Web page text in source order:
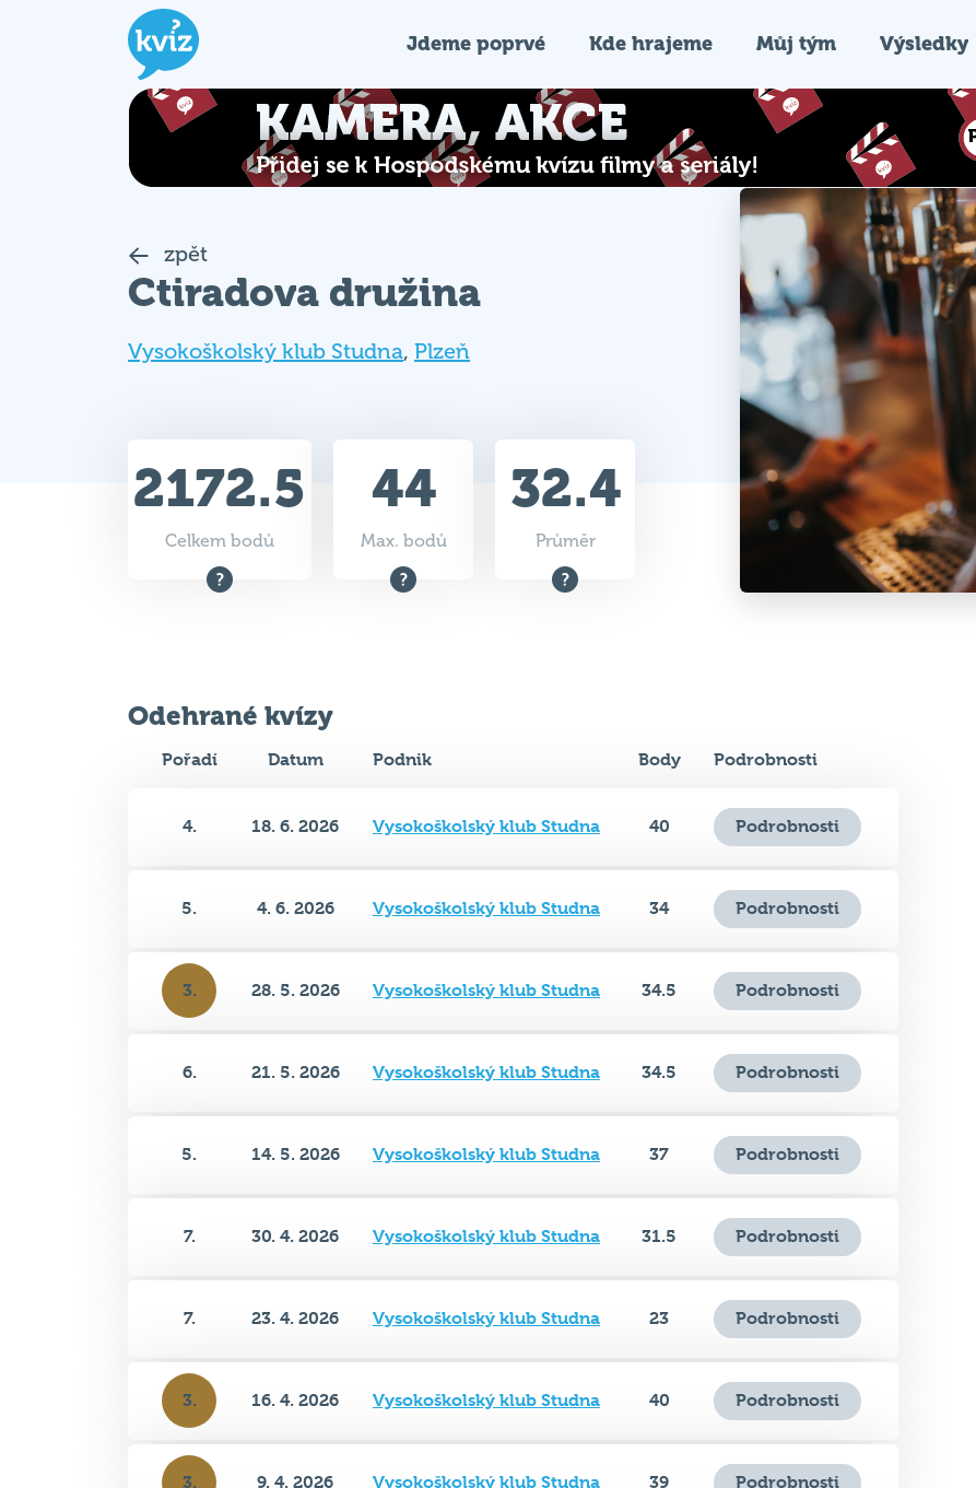
Jdeme poprvé Kde hrajeme Můj tým Výsledky
zpět
Ctiradova družina
Vysokoškolský klub Studna, Plzeň
2172.5
Celkem bodů
44
Max. bodů
32.4
Průměr
Odehrané kvízy
Pořadí Datum Podnik Body Podrobnosti
4. 18. 6. 2026 Vysokoškolský klub Studna 40 Podrobnosti
5. 4. 6. 2026 Vysokoškolský klub Studna 34 Podrobnosti
3. 28. 5. 2026 Vysokoškolský klub Studna 34.5 Podrobnosti
6. 21. 5. 2026 Vysokoškolský klub Studna 34.5 Podrobnosti
5. 14. 5. 2026 Vysokoškolský klub Studna 37 Podrobnosti
7. 30. 4. 2026 Vysokoškolský klub Studna 31.5 Podrobnosti
7. 23. 4. 2026 Vysokoškolský klub Studna 23 Podrobnosti
3. 16. 4. 2026 Vysokoškolský klub Studna 40 Podrobnosti
3. 9. 4. 2026 Vysokoškolský klub Studna 39 Podrobnosti